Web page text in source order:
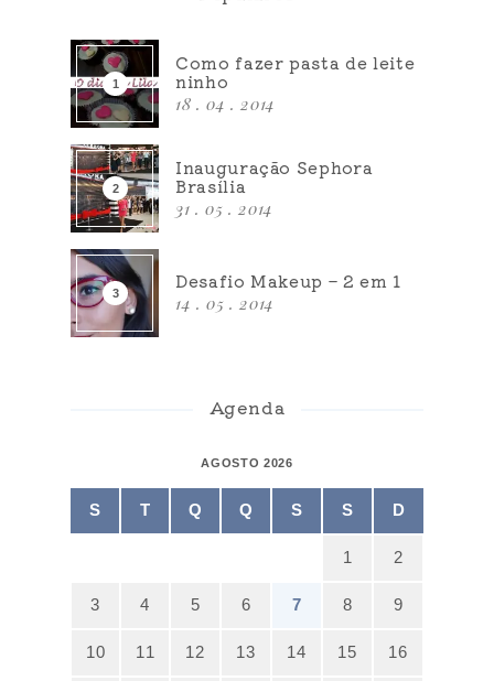
Como fazer pasta de leite
ninho
18 . 04 . 2014
Inauguração Sephora
Brasília
31 . 05 . 2014
Desafio Makeup – 2 em 1
14 . 05 . 2014
Agenda
AGOSTO 2026
S T Q Q S S D
1 2
3 4 5 6 7 8 9
10 11 12 13 14 15 16